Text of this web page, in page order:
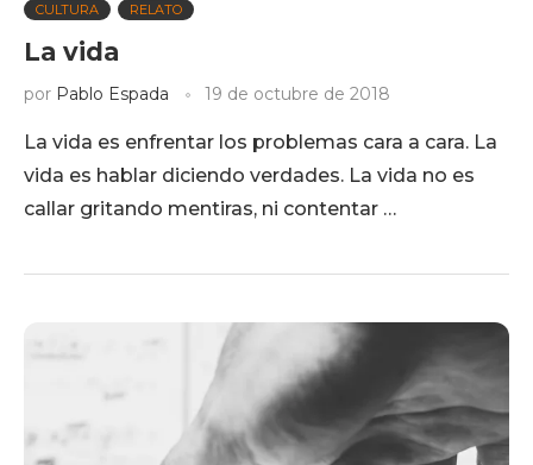
CULTURA RELATO
La vida
por Pablo Espada 19 de octubre de 2018
La vida es enfrentar los problemas cara a cara. La
vida es hablar diciendo verdades. La vida no es
callar gritando mentiras, ni contentar …